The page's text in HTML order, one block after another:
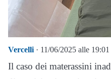
Vercelli · 11/06/2025 alle 19:01
Il caso dei materassini